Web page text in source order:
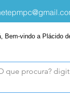
Bem-vindo a Plácido